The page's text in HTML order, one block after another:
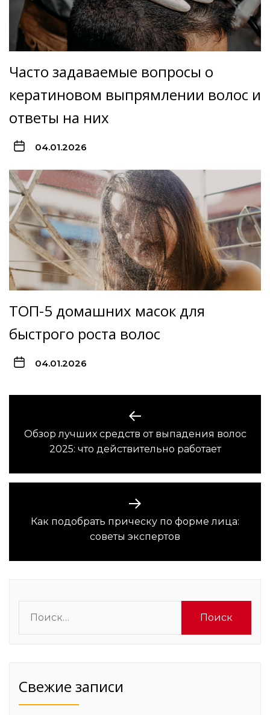
Часто задаваемые вопросы о
кератиновом выпрямлении волос и
ответы на них
04.01.2026
ТОП-5 домашних масок для
быстрого роста волос
04.01.2026
по
записям
Предыдущая
запись:
Обзор лучших средств от выпадения волос
2025: что действительно работает
Следующая
запись:
Как подобрать прическу по форме лица:
советы экспертов
Свежие записи